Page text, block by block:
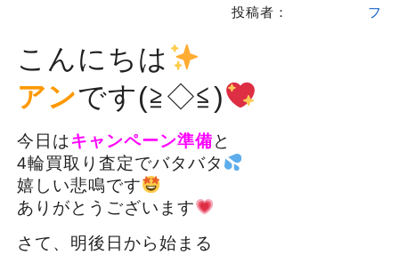
投稿者：
フ
こんにちは
アンです(≧◇≦)
今日はキャンペーン準備と
4輪買取り査定でバタバタ
嬉しい悲鳴です
ありがとうございます
さて、明後日から始まる